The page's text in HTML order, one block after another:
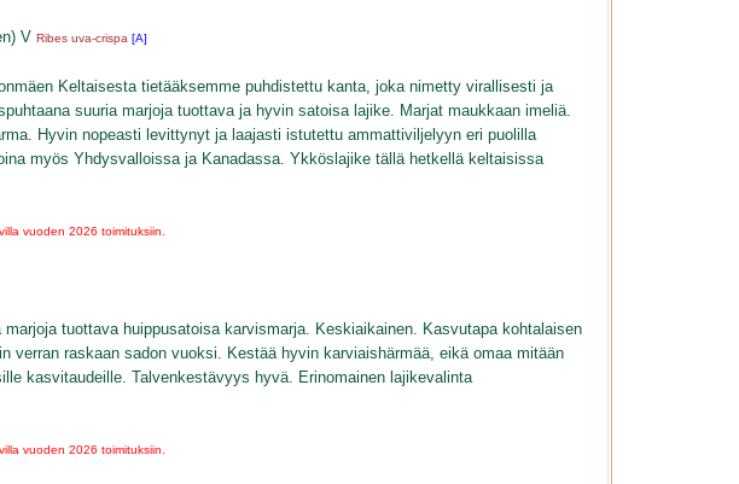
V Ribes uva-crispa [A]
Keltaisesta tietääksemme puhdistettu kanta, joka nimetty virallisesti ja
suuria marjoja tuottava ja hyvin satoisa lajike. Marjat maukkaan imeliä.
Hyvin nopeasti levittynyt ja laajasti istutettu ammattiviljelyyn eri puolilla
myös Yhdysvalloissa ja Kanadassa. Ykköslajike tällä hetkellä keltaisissa
vuoden 2026 toimituksiin.
tuottava huippusatoisa karvismarja. Keskiaikainen. Kasvutapa kohtalaisen
verran raskaan sadon vuoksi. Kestää hyvin karviaishärmää, eikä omaa mitään
kasvitaudeille. Talvenkestävyys hyvä. Erinomainen lajikevalinta
vuoden 2026 toimituksiin.